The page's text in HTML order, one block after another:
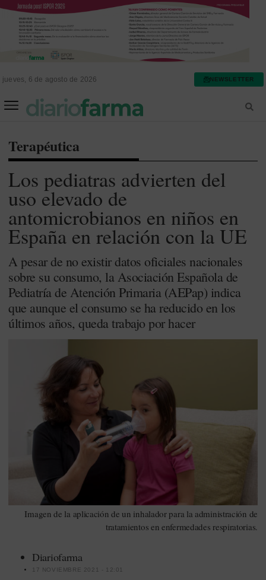
jueves, 6 de agosto de 2026 NEWSLETTER
Terapéutica
Los pediatras advierten del
uso elevado de
antomicrobianos en niños en
España en relación con la UE
A pesar de no existir datos oficiales nacionales
sobre su consumo, la Asociación Española de
Pediatría de Atención Primaria (AEPap) indica
que aunque el consumo se ha reducido en los
últimos años, queda trabajo por hacer
Imagen de la aplicación de un inhalador para la administración de
tratamientos en enfermedades respiratorias.
Diariofarma
17 NOVIEMBRE 2021 - 12:01